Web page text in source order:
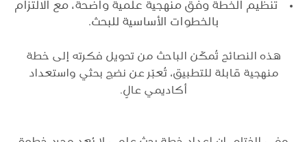
تنظيم الخطة وفق منهجية علمية واضحة، مع الالتزام
بالخطوات الأساسية للبحث.
هذه النصائح تُمكّن الباحث من تحويل فكرته إلى خطة
منهجية قابلة للتطبيق، تُعبّر عن نضج بحثي واستعداد
أكاديمي عالٍ.